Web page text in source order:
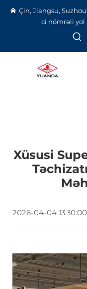
Çin, Jiangsu,
ci nömrəli yol
Xüsusi
2026-04-04 13:30:00